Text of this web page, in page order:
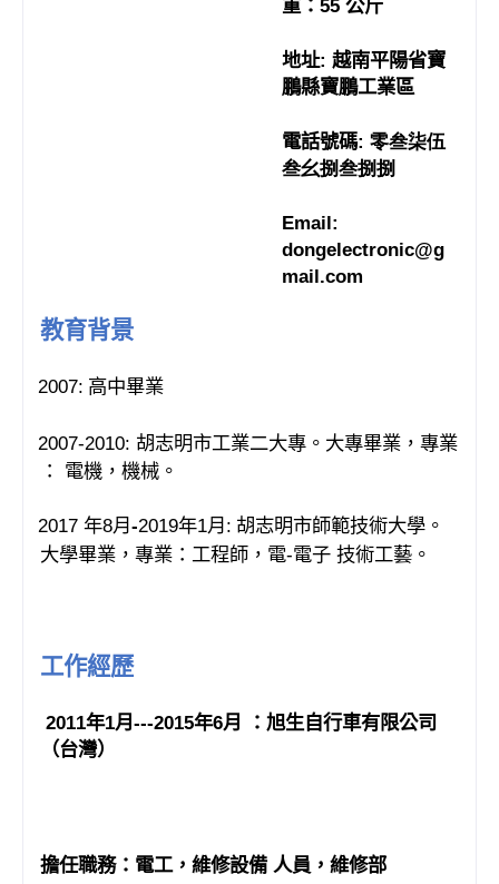
重：55公斤
地址:越南平陽省寶
鵬縣寶鵬工業區
電話號碼: 零叁柒伍
叁幺捌叁捌捌
Email:
dongelectronic@g
mail.com
教育背景
2007: 高中畢業
2007-2010: 胡志明市工業二大專。大專畢業，專業
： 電機，機械。
2017 年8月 -2019年1月 : 胡志明市師範技術大學。
大學畢業， 專業：工程師，電-電子 技術工藝。
工作經歷
2011年1月 ---2015年6月 ：旭生自行車有限公司
（台灣）
擔任職務：電工，維修設備 人員，維修部